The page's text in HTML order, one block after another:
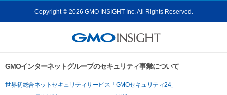
Copyright © 2026 GMO INSIGHT Inc. All Rights Reserved.
GMOインターネットグループのセキュリティ事業について
世界初総合ネットセキュリティサービス「GMOセキュリティ24」